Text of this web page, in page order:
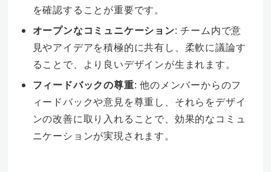
を確認することが重要です。
オープンなコミュニケーション: チーム内で意
見やアイデアを積極的に共有し、柔軟に議論す
ることで、より良いデザインが生まれます。
フィードバックの尊重: 他のメンバーからのフ
ィードバックや意見を尊重し、それらをデザイ
ンの改善に取り入れることで、効果的なコミュ
ニケーションが実現されます。